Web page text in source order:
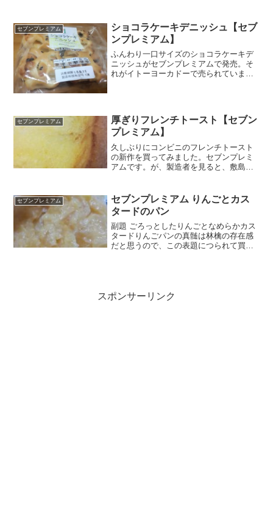
い香り～♪むしむし～～薄いミルフィーユ
生地を重ねたような断面...
セブンプレミアム
ショコラケーキデニッシュ【セブ
ンプレミアム】
ふんわり一口サイズのショコラケーキデ
ニッシュがセブンプレミアムで発売。そ
れがイトーヨーカドーで売られていまし
セブンプレミアム
厚ぎりフレンチトースト【セブン
プレミアム】
久しぶりにコンビニのフレンチトースト
の新作を買ってみました。セブンプレミ
アムです。が、製造者を見ると、敷島製
レンチって言ったらPascoのだよねぇ～
⇒厚ぎりフレンチ【Pa...
セブンプレミアム
セブンプレミアム りんごとカス
タードのパン
副題 ごろっとしたりんごとなめらかカス
タードりんごパンの真髄は林檎の存在感
だと思うので、この表題につられて買い
スポンサーリンク